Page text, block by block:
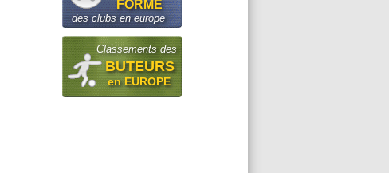
FORME
des clubs en europe
Classements des
BUTEURS
en EUROPE